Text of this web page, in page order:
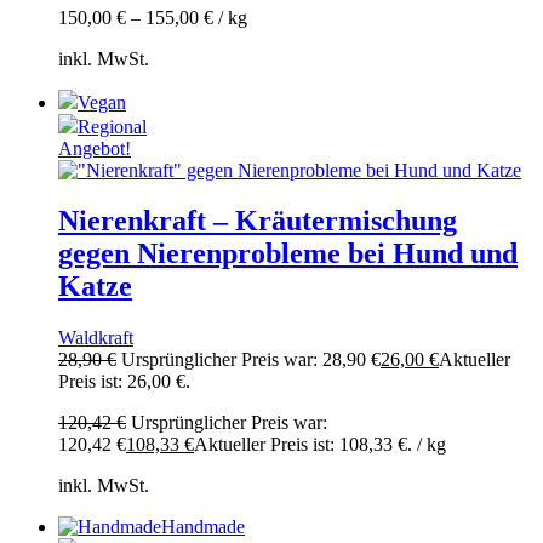
150,00 € – 155,00 € /kg
inkl. MwSt.
Vegan
Regional
Angebot!
Nierenkraft – Kräutermischung
gegen Nierenprobleme bei Hund und
Katze
Waldkraft
28,90€ Ursprünglicher Preis war: 28,90 €26,00 €Aktueller
Preis ist: 26,00 €.
120,42€ Ursprünglicher Preis war:
120,42 €108,33 €Aktueller Preis ist: 108,33 €. /kg
inkl. MwSt.
Handmade